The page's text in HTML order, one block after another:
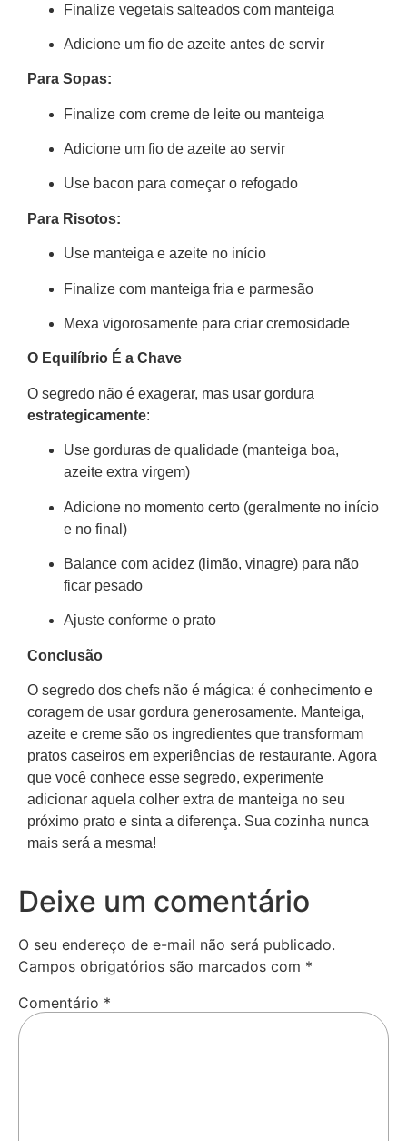
Finalize vegetais salteados com manteiga
Adicione um fio de azeite antes de servir
Para Sopas:
Finalize com creme de leite ou manteiga
Adicione um fio de azeite ao servir
Use bacon para começar o refogado
Para Risotos:
Use manteiga e azeite no início
Finalize com manteiga fria e parmesão
Mexa vigorosamente para criar cremosidade
O Equilíbrio É a Chave
O segredo não é exagerar, mas usar gordura
estrategicamente:
Use gorduras de qualidade (manteiga boa,
azeite extra virgem)
Adicione no momento certo (geralmente no início
e no final)
Balance com acidez (limão, vinagre) para não
ficar pesado
Ajuste conforme o prato
Conclusão
O segredo dos chefs não é mágica: é conhecimento e
coragem de usar gordura generosamente. Manteiga,
azeite e creme são os ingredientes que transformam
pratos caseiros em experiências de restaurante. Agora
que você conhece esse segredo, experimente
adicionar aquela colher extra de manteiga no seu
próximo prato e sinta a diferença. Sua cozinha nunca
mais será a mesma!
Deixe um comentário
O seu endereço de e-mail não será publicado.
Campos obrigatórios são marcados com *
Comentário *